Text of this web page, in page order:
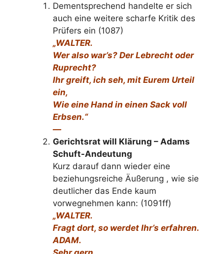
Dementsprechend handelte er sich
auch eine weitere scharfe Kritik des
Prüfers ein (1087)
„WALTER.
Wer also war’s? Der Lebrecht oder
Ruprecht?
Ihr greift, ich seh, mit Eurem Urteil
ein,
Wie eine Hand in einen Sack voll
Erbsen.“
—
Gerichtsrat will Klärung – Adams
Schuft-Andeutung
Kurz darauf dann wieder eine
beziehungsreiche Äußerung , wie sie
deutlicher das Ende kaum
vorwegnehmen kann: (1091ff)
„WALTER.
Fragt dort, so werdet Ihr’s erfahren.
ADAM.